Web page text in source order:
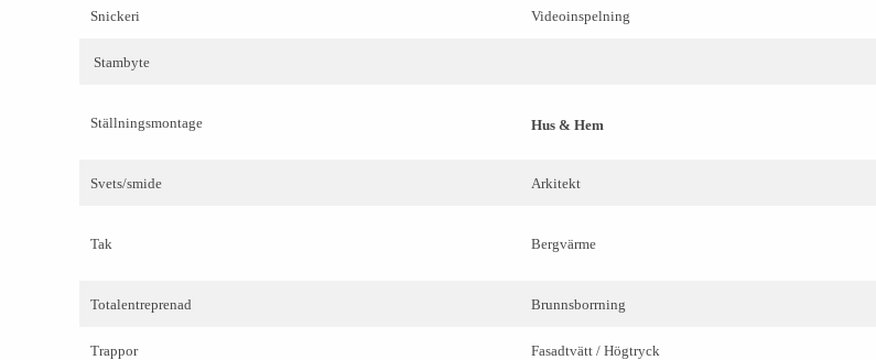
Snickeri Videoinspelning
Stambyte
Ställningsmontage Hus & Hem
Svets/smide Arkitekt
Tak Bergvärme
Totalentreprenad Brunnsborrning
Trappor Fasadtvätt / Högtryck